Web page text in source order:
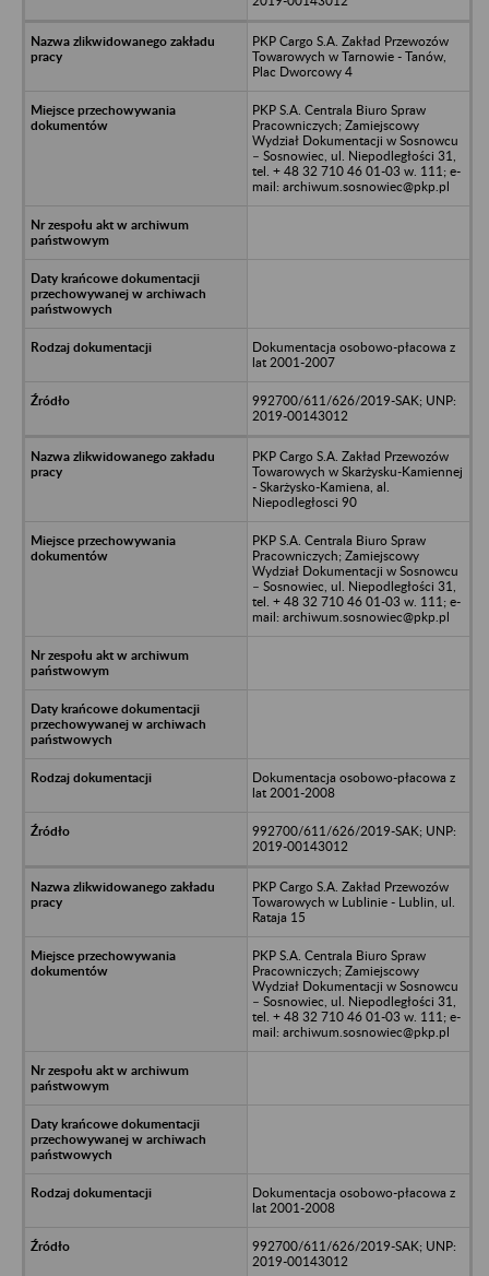
PKP Cargo S.A. Zakład Przewozów
Towarowych w Tarnowie - Tanów,
Plac Dworcowy 4
PKP S.A. Centrala Biuro Spraw
Pracowniczych; Zamiejscowy
Wydział Dokumentacji w Sosnowcu
– Sosnowiec, ul. Niepodległości 31,
tel. + 48 32 710 46 01-03 w. 111; e-
mail: archiwum.sosnowiec@pkp.pl
Dokumentacja osobowo-płacowa z
lat 2001-2007
992700/611/626/2019-SAK; UNP:
2019-00143012
PKP Cargo S.A. Zakład Przewozów
Towarowych w Skarżysku-Kamiennej
- Skarżysko-Kamiena, al.
Niepodległosci 90
PKP S.A. Centrala Biuro Spraw
Pracowniczych; Zamiejscowy
Wydział Dokumentacji w Sosnowcu
– Sosnowiec, ul. Niepodległości 31,
tel. + 48 32 710 46 01-03 w. 111; e-
mail: archiwum.sosnowiec@pkp.pl
Dokumentacja osobowo-płacowa z
lat 2001-2008
992700/611/626/2019-SAK; UNP:
2019-00143012
PKP Cargo S.A. Zakład Przewozów
Towarowych w Lublinie - Lublin, ul.
Rataja 15
PKP S.A. Centrala Biuro Spraw
Pracowniczych; Zamiejscowy
Wydział Dokumentacji w Sosnowcu
– Sosnowiec, ul. Niepodległości 31,
tel. + 48 32 710 46 01-03 w. 111; e-
mail: archiwum.sosnowiec@pkp.pl
Dokumentacja osobowo-płacowa z
lat 2001-2008
992700/611/626/2019-SAK; UNP:
2019-00143012